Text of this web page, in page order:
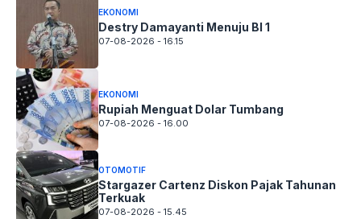
EKONOMI
Destry Damayanti Menuju BI 1
07-08-2026 - 16.15
EKONOMI
Rupiah Menguat Dolar Tumbang
07-08-2026 - 16.00
OTOMOTIF
Stargazer Cartenz Diskon Pajak Tahunan
Terkuak
07-08-2026 - 15.45